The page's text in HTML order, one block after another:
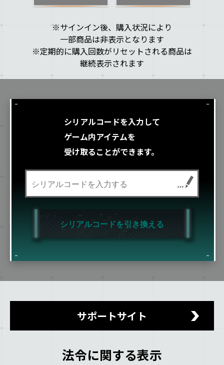
※サインイン後、購入状況により
一部商品は非表示となります
※定期的に購入回数がリセットされる商品は
継続表示されます
シリアルコードを入力して
ゲーム内アイテムを
受け取ることができます。
シリアルコードを引き換える
サポートサイト
法令に関する表示